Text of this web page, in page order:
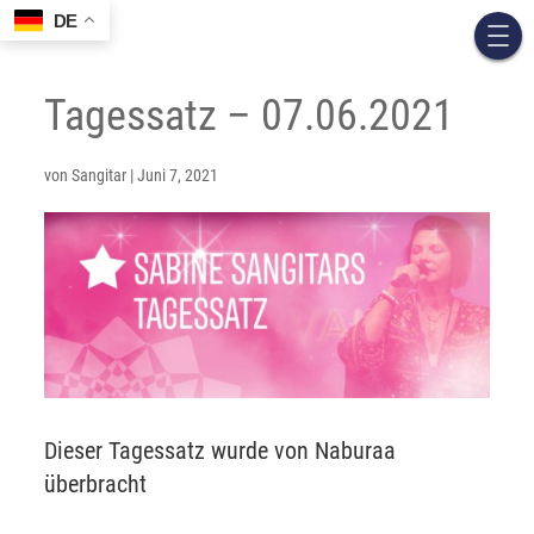
Tagessatz – 07.06.2021
vonSangitar |Juni 7, 2021
Dieser Tagessatz wurde von Naburaa
überbracht
DE